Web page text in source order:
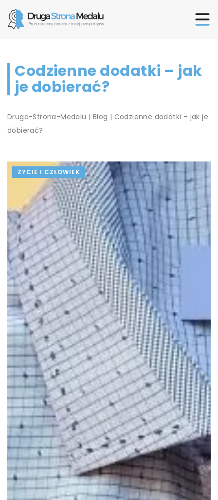
Codzienne dodatki – jak
je dobierać?
Druga-Strona-Medalu | Blog | Codzienne dodatki – jak je
dobierać?
ŻYCIE I CZŁOWIEK